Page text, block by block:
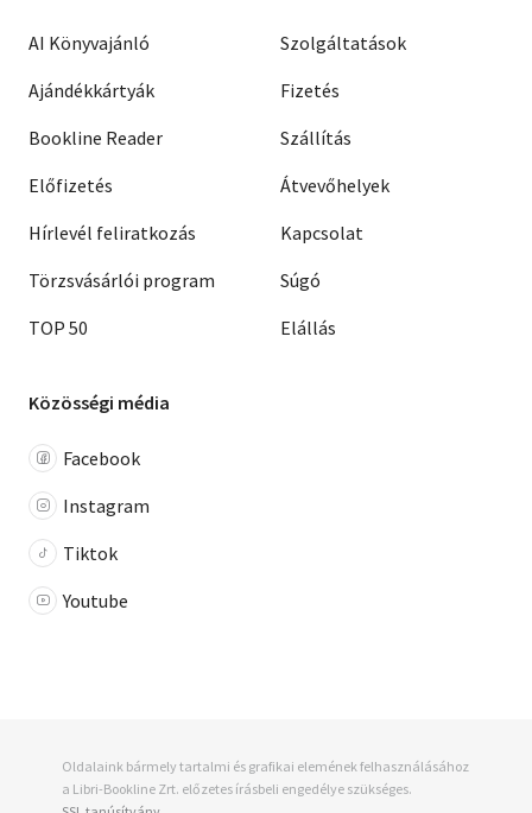
AI Könyvajánló
Ajándékkártyák
Bookline Reader
Előfizetés
Hírlevél feliratkozás
Törzsvásárlói program
TOP 50
Szolgáltatások
Fizetés
Szállítás
Átvevőhelyek
Kapcsolat
Súgó
Elállás
Közösségi média
Facebook
Instagram
Tiktok
Youtube
Oldalaink bármely tartalmi és grafikai elemének felhasználásához
a Libri-Bookline Zrt. előzetes írásbeli engedélye szükséges.